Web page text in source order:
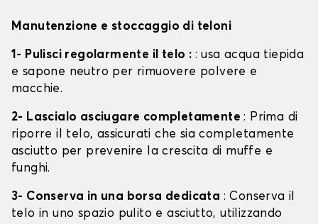
Manutenzione e stoccaggio di teloni
1- Pulisci regolarmente il telo : : usa acqua tiepida
e sapone neutro per rimuovere polvere e
macchie.
2- Lascialo asciugare completamente: Prima di
riporre il telo, assicurati che sia completamente
asciutto per prevenire la crescita di muffe e
funghi.
3- Conserva in una borsa dedicata : Conserva il
telo in uno spazio pulito e asciutto, utilizzando